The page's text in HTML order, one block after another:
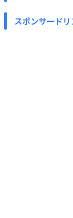
スポンサード